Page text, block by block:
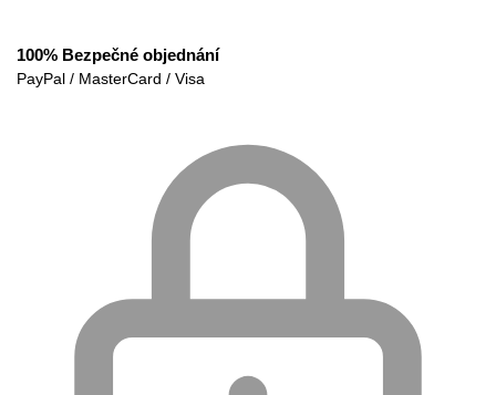
100% Bezpečné objednání
PayPal / MasterCard / Visa